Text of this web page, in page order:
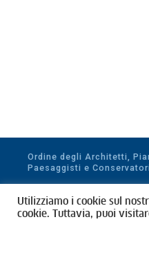
Ordine degli Architetti,
Paesaggisti e
CF 80089280012
Utilizziamo i cookie sul
cookie. Tuttavia, puoi